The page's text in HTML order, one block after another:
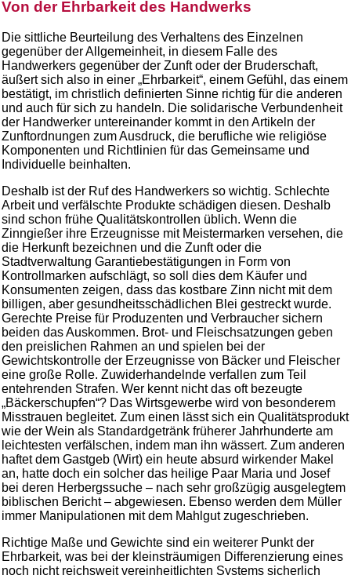
Von der Ehrbarkeit des Handwerks
Die sittliche Beurteilung des Verhaltens des Einzelnen
gegenüber der Allgemeinheit, in diesem Falle des
Handwerkers gegenüber der Zunft oder der Bruderschaft,
äußert sich also in einer „Ehrbarkeit“, einem Gefühl, das einem
bestätigt, im christlich definierten Sinne richtig für die anderen
und auch für sich zu handeln. Die solidarische Verbundenheit
der Handwerker untereinander kommt in den Artikeln der
Zunftordnungen zum Ausdruck, die berufliche wie religiöse
Komponenten und Richtlinien für das Gemeinsame und
Individuelle beinhalten.
Deshalb ist der Ruf des Handwerkers so wichtig. Schlechte
Arbeit und verfälschte Produkte schädigen diesen. Deshalb
sind schon frühe Qualitätskontrollen üblich. Wenn die
Zinngießer ihre Erzeugnisse mit Meistermarken versehen, die
die Herkunft bezeichnen und die Zunft oder die
Stadtverwaltung Garantiebestätigungen in Form von
Kontrollmarken aufschlägt, so soll dies dem Käufer und
Konsumenten zeigen, dass das kostbare Zinn nicht mit dem
billigen, aber gesundheitsschädlichen Blei gestreckt wurde.
Gerechte Preise für Produzenten und Verbraucher sichern
beiden das Auskommen. Brot- und Fleischsatzungen geben
den preislichen Rahmen an und spielen bei der
Gewichtskontrolle der Erzeugnisse von Bäcker und Fleischer
eine große Rolle. Zuwiderhandelnde verfallen zum Teil
entehrenden Strafen. Wer kennt nicht das oft bezeugte
„Bäckerschupfen“? Das Wirtsgewerbe wird von besonderem
Misstrauen begleitet. Zum einen lässt sich ein Qualitätsprodukt
wie der Wein als Standardgetränk früherer Jahrhunderte am
leichtesten verfälschen, indem man ihn wässert. Zum anderen
haftet dem Gastgeb (Wirt) ein heute absurd wirkender Makel
an, hatte doch ein solcher das heilige Paar Maria und Josef
bei deren Herbergssuche – nach sehr großzügig ausgelegtem
biblischen Bericht – abgewiesen. Ebenso werden dem Müller
immer Manipulationen mit dem Mahlgut zugeschrieben.
Richtige Maße und Gewichte sind ein weiterer Punkt der
Ehrbarkeit, was bei der kleinsträumigen Differenzierung eines
noch nicht reichsweit vereinheitlichten Systems sicherlich